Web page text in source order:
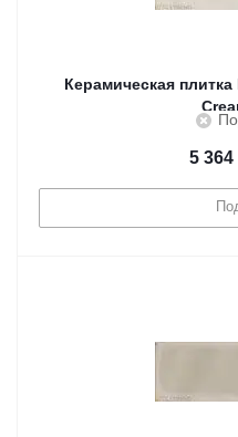
Керамическая
5 364